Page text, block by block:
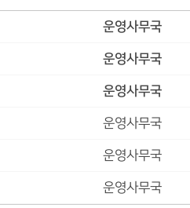
운영사무국
운영사무국
운영사무국
운영사무국
운영사무국
운영사무국